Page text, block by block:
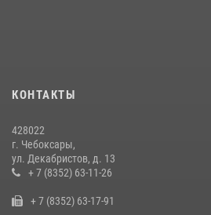
21 июля 2026, 09:15
В преддверии Дня святого князя
Росгвардии по Чувашской Республике –
встреча с священнослужителем
КОНТАКТЫ
428022
г. Чебоксары,
ул. Декабристов, д. 13
+ 7 (8352) 63-11-26
+ 7 (8352) 63-17-91